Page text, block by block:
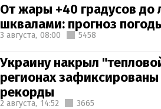
От жары +40 градусов до
шквалами: прогноз
3 августа, 08:00 5458
Украину накрыл
регионах
рекорды
2 августа, 14:52 3665